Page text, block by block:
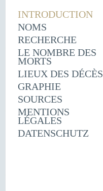
INTRODUCTION
NOMS
RECHERCHE
LE NOMBRE DES
MORTS
LIEUX DES DÉCÈS
GRAPHIE
SOURCES
MENTIONS
LÉGALES
DATENSCHUTZ